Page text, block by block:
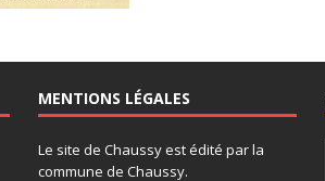
MENTIONS LÉGALES
Le site de Chaussy est édité par la
commune de Chaussy.